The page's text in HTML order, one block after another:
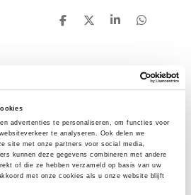
advertenties te personaliseren, om functies voor
te analyseren. Ook delen we
site met onze partners voor social media,
kunnen deze gegevens combineren met andere
of die ze hebben verzameld op basis van uw
met onze cookies als u onze website blijft
D
D
S
D
n
Uitverkocht
Hearts
€ 15,00 € 49,95
Deze gave mom fit is een high